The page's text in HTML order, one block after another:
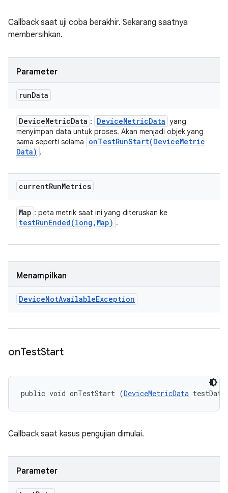
Callback saat uji coba berakhir. Sekarang saatnya
membersihkan.
Parameter
runData
DeviceMetricData : DeviceMetricData yang
menyimpan data untuk proses. Akan menjadi objek yang
sama seperti selama
onTestRunStart(DeviceMetric
Data) .
currentRunMetrics
Map : peta metrik saat ini yang diteruskan ke
testRunEnded(long , Map) .
Menampilkan
DeviceNotAvailableException
onTestStart
public void onTestStart (DeviceMetricData
Callback saat kasus pengujian dimulai.
Parameter